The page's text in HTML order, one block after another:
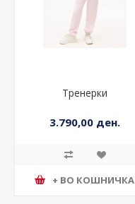
Тренерки
3.790,00 ден.
+ ВО КОШНИЧКА